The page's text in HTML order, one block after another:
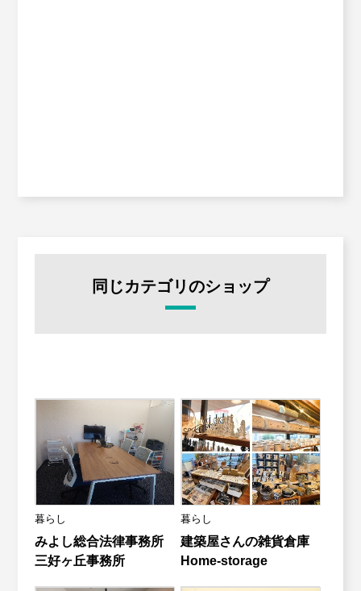
同じカテゴリのショップ
暮らし
みよし総合法律事務所
三好ヶ丘事務所
暮らし
建築屋さんの雑貨倉庫
Home-storage